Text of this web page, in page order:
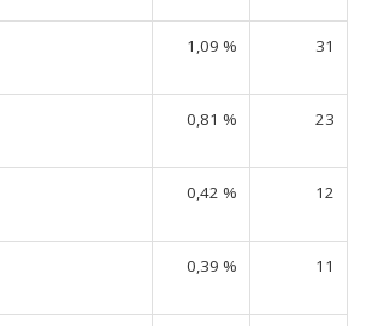
1,09 % 31
0,81 % 23
0,42 % 12
0,39 % 11